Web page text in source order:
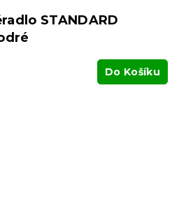
STANDARD
Do Košíku